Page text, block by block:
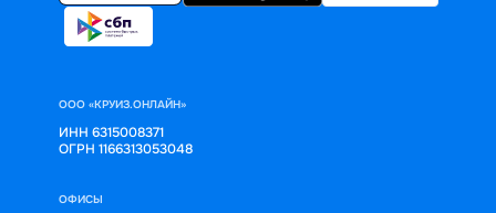
ООО «КРУИЗ.ОНЛАЙН»
ИНН 6315008371
ОГРН 1166313053048
ОФИСЫ